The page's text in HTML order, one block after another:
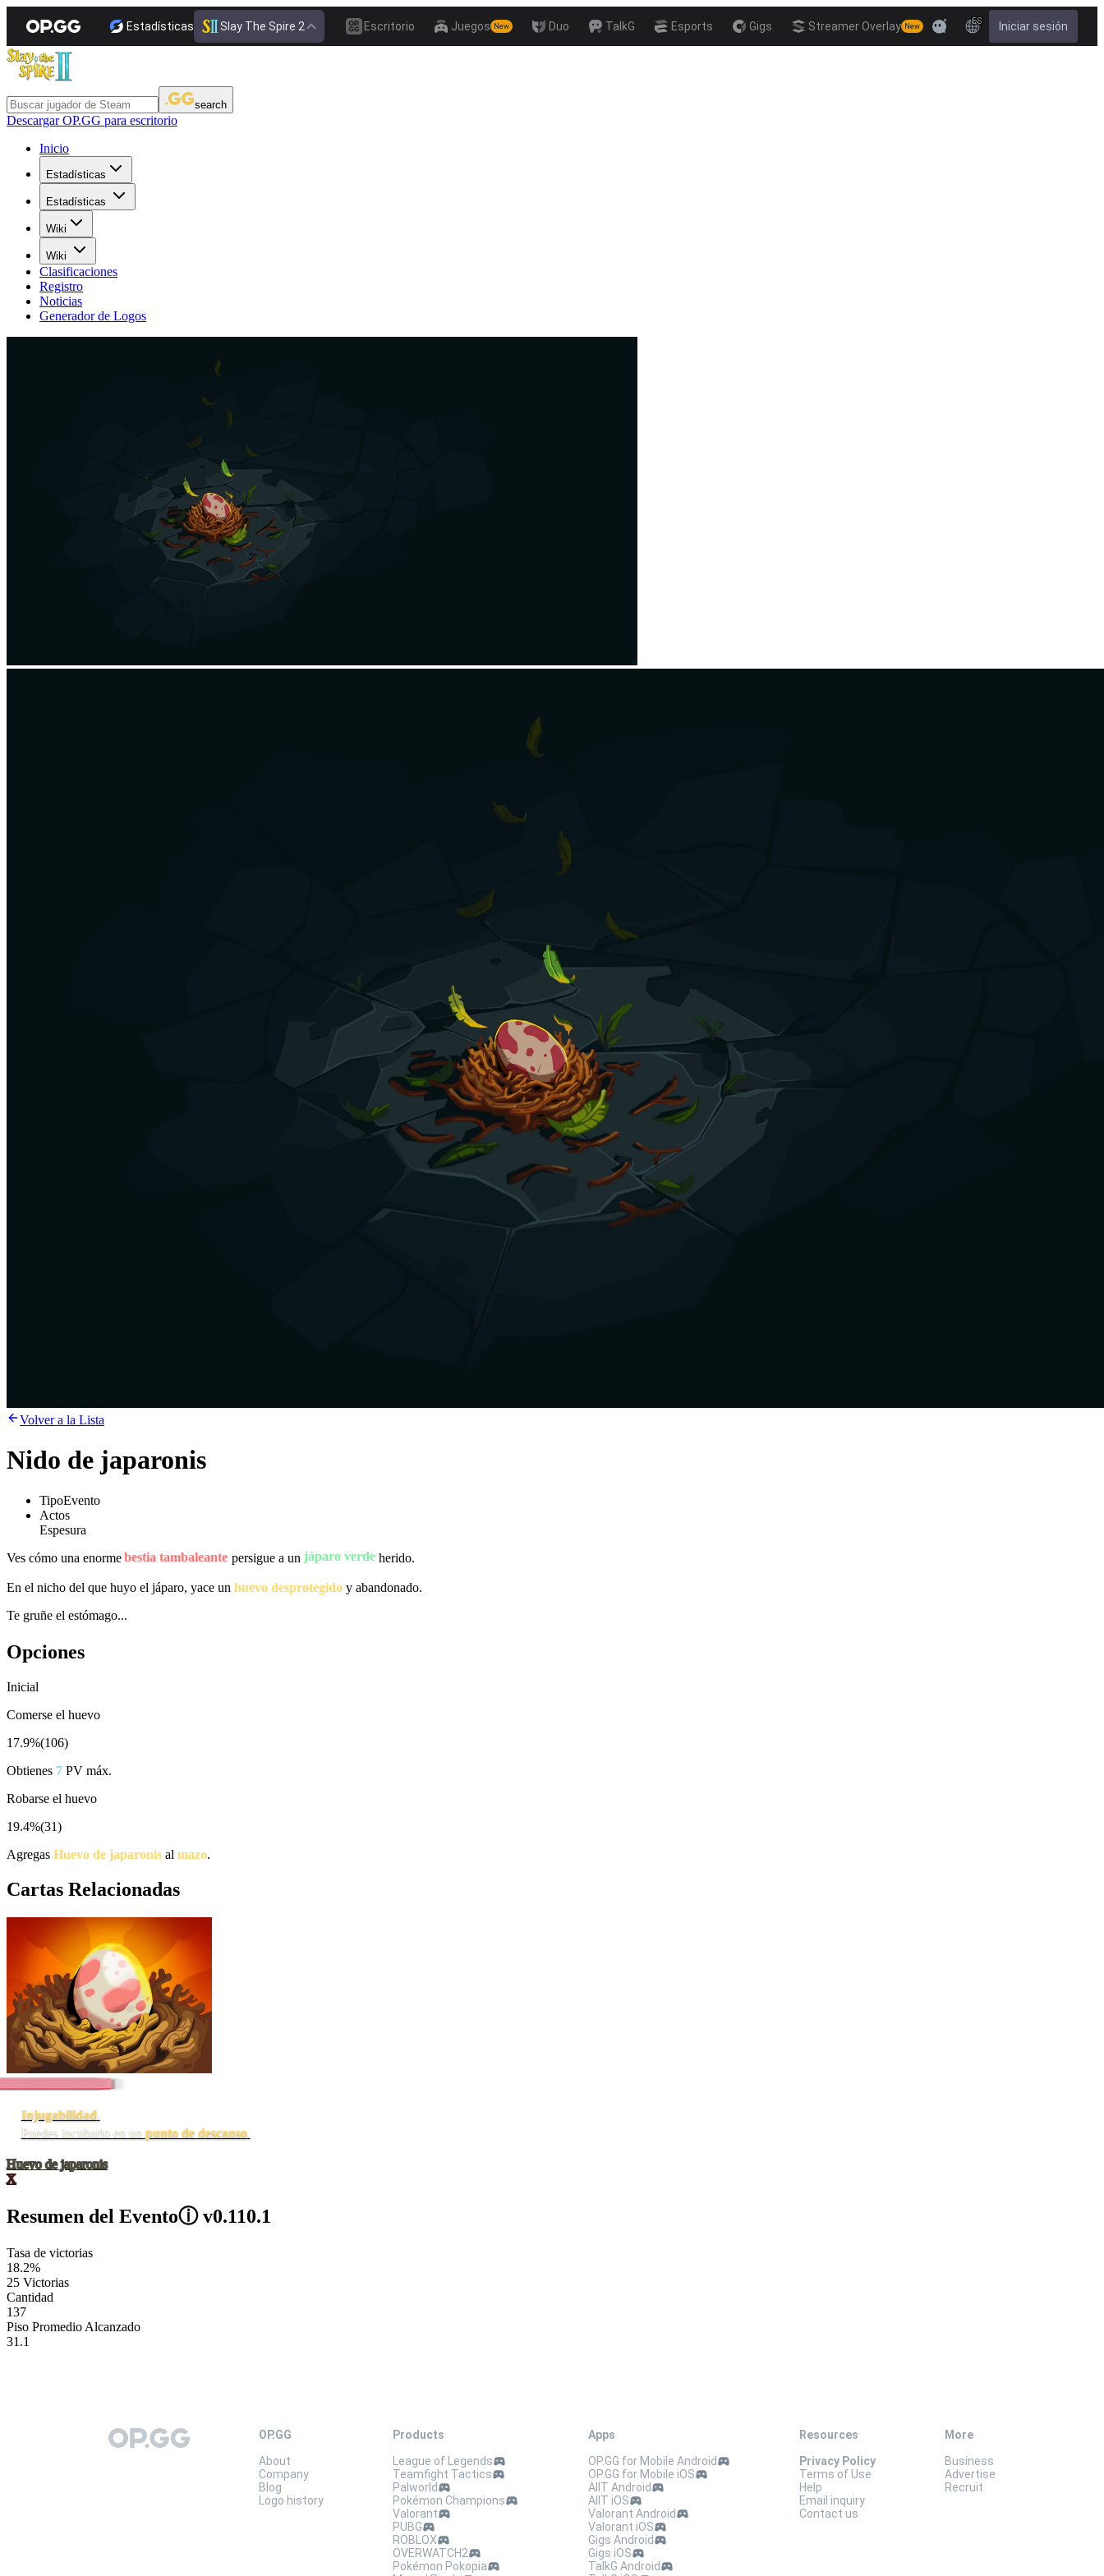
Estadísticas Slay The Spire 2 Escritorio Juegos New Duo TalkG Esports Gigs Streamer Overlay New
ES Iniciar sesión
search
Descargar OP.GG para escritorio
Inicio
Estadísticas
Estadísticas
Wiki
Wiki
Clasificaciones
Registro
Noticias
Generador de Logos
Volver a la Lista
Nido de japaronis
TipoEvento
Actos
Espesura
Ves cómo una enormebestia tambaleante persigue a un jáparo verde herido.
En el nicho del que huyo el jáparo, yace un huevo desprotegido y abandonado.
Te gruñe el estómago...
Opciones
Inicial
Comerse el huevo
17.9%(106)
Obtienes 7 PV máx.
Robarse el huevo
19.4%(31)
Agregas Huevo de japaronis al mazo.
Cartas Relacionadas
Injugabilidad.
Puedes incubarlo en un punto de descanso.
Huevo de japaronis
X
Resumen del Eventoⓘv0.110.1
Tasa de victorias
18.2%
25 Victorias
Cantidad
137
Piso Promedio Alcanzado
31.1
OP.GG
OP.GG
About
Company
Blog
Logo history
Products
League of Legends
Teamfight Tactics
Palworld
Pokémon Champions
Valorant
PUBG
ROBLOX
OVERWATCH2
Pokémon Pokopia
Apps
OP.GG for Mobile Android
OP.GG for Mobile iOS
AllT Android
AllT iOS
Valorant Android
Valorant iOS
Gigs Android
Gigs iOS
TalkG Android
Resources
Privacy Policy
Terms of Use
Help
Email inquiry
Contact us
More
Business
Advertise
Recruit